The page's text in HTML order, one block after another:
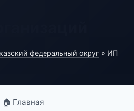
федеральный округ » ИП
🏠 Главная